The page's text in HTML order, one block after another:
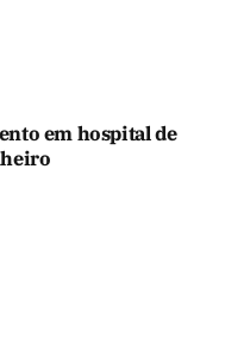
em hospital de